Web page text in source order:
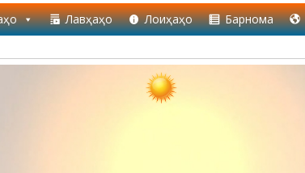
Лавҳаҳо Лоиҳаҳо Барнома